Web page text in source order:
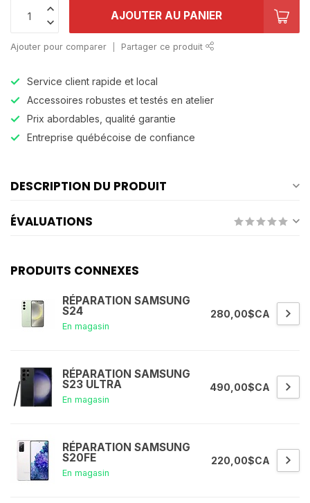
AJOUTER AU PANIER
Ajouter pour comparer Partager ce produit
Service client rapide et local
Accessoires robustes et testés en atelier
Prix abordables, qualité garantie
Entreprise québécoise de confiance
DESCRIPTION DU PRODUIT
ÉVALUATIONS
PRODUITS CONNEXES
RÉPARATION SAMSUNG
S24
En magasin
280,00$CA
RÉPARATION SAMSUNG
S23 ULTRA
En magasin
490,00$CA
RÉPARATION SAMSUNG
S20FE
En magasin
220,00$CA